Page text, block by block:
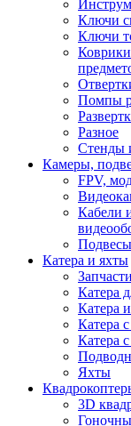
Ключи
Ключи
Помпы
Разное
Стенды
Камеры,
FPV,
Кабели
Катера и яхты
Катера
Катера
Катера
Катера
Яхты
3D